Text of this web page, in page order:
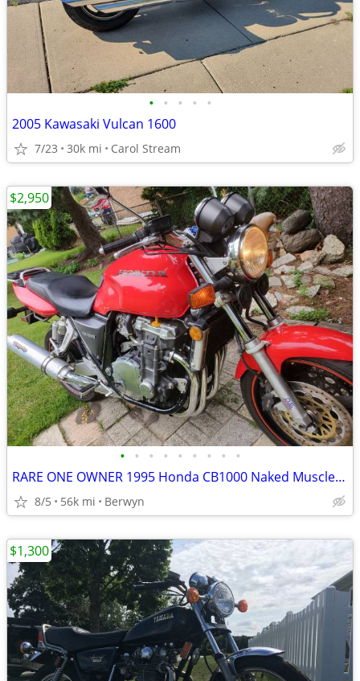
• • • • •
2005 Kawasaki Vulcan 1600
7/23 30k mi Carol Stream
• • • • • • • • •
RARE ONE OWNER 1995 Honda CB1000 Naked Muscle Super Bike 1 Owner EXC
8/5 56k mi Berwyn
$2,950
$1,300